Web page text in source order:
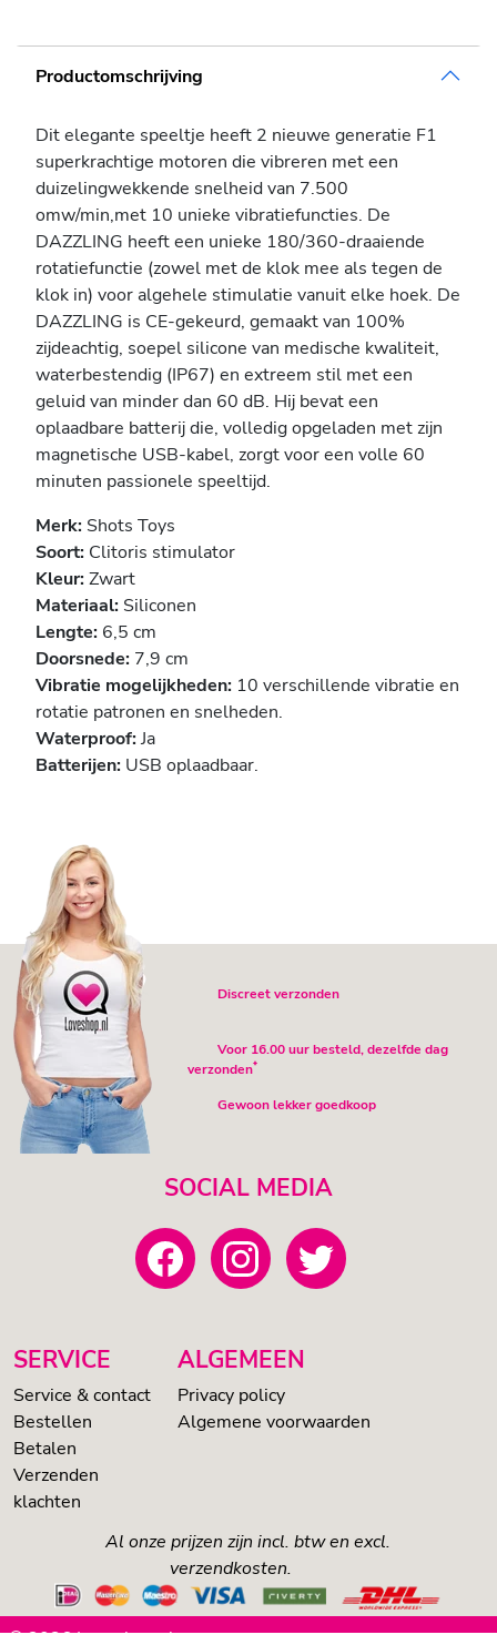
Productomschrijving
Dit elegante speeltje heeft 2 nieuwe generatie F1
superkrachtige motoren die vibreren met een
duizelingwekkende snelheid van 7.500
omw/min,met 10 unieke vibratiefuncties. De
DAZZLING heeft een unieke 180/360-draaiende
rotatiefunctie (zowel met de klok mee als tegen de
klok in) voor algehele stimulatie vanuit elke hoek. De
DAZZLING is CE-gekeurd, gemaakt van 100%
zijdeachtig, soepel silicone van medische kwaliteit,
waterbestendig (IP67) en extreem stil met een
geluid van minder dan 60 dB. Hij bevat een
oplaadbare batterij die, volledig opgeladen met zijn
magnetische USB-kabel, zorgt voor een volle 60
minuten passionele speeltijd.
Merk: Shots Toys
Soort: Clitoris stimulator
Kleur:Zwart
Materiaal: Siliconen
Lengte: 6,5 cm
Doorsnede: 7,9 cm
Vibratie mogelijkheden: 10 verschillende vibratie en
rotatie patronen en snelheden.
Waterproof:Ja
Batterijen: USB oplaadbaar.
Al onze prijzen zijn incl. btw en excl.
verzendkosten.
Discreet verzonden
Voor 16.00 uur besteld, dezelfde dag
verzonden*
Gewoon lekker goedkoop
SOCIAL MEDIA
SERVICE
Service & contact
Bestellen
Betalen
Verzenden
klachten
ALGEMEEN
Privacy policy
Algemene voorwaarden
© 2026 Loveshop.nl